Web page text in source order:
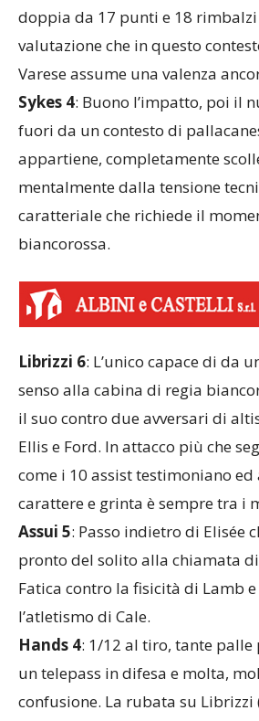
doppia da 17 punti e 18
valutazione che in questo
Varese assume una valenza
Sykes 4: Buono l’impatto, poi il
fuori da un contesto di
appartiene, completamente
mentalmente dalla tensione
caratteriale che richiede il
biancorossa.
Librizzi 6: L’unico capace di da
senso alla cabina di regia
il suo contro due avversari di
Ellis e Ford. In attacco più che
come i 10 assist testimoniano
carattere e grinta è sempre tra i
Assui 5: Passo indietro di Elisée
pronto del solito alla chiamata
Fatica contro la fisicità di Lamb e
l’atletismo di Cale.
Hands 4: 1/12 al tiro, tante palle
un telepass in difesa e molta,
confusione. La rubata su Librizzi